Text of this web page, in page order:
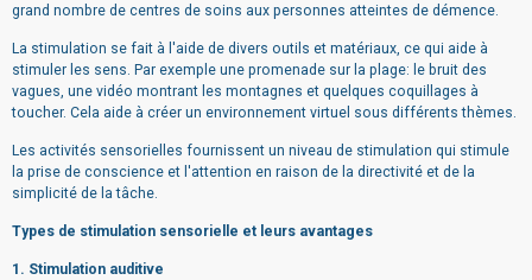
grand nombre de centres de soins aux personnes atteintes de démence.
La stimulation se fait à l'aide de divers outils et matériaux, ce qui aide à
stimuler les sens. Par exemple une promenade sur la plage: le bruit des
vagues, une vidéo montrant les montagnes et quelques coquillages à
toucher. Cela aide à créer un environnement virtuel sous différents thèmes.
Les activités sensorielles fournissent un niveau de stimulation qui stimule
la prise de conscience et l'attention en raison de la directivité et de la
simplicité de la tâche.
Types de stimulation sensorielle et leurs avantages
1. Stimulation auditive